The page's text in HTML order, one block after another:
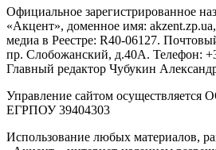
Официальное зарегистрированное
«Акцент», доменное имя:
медиа в Реестре: R40-06127.
пр. Слобожанский, д.40А. Телефон:
Главный редактор Чубукин
Управление сайтом
ЕГРПОУ 39404303
Использование любых материалов,